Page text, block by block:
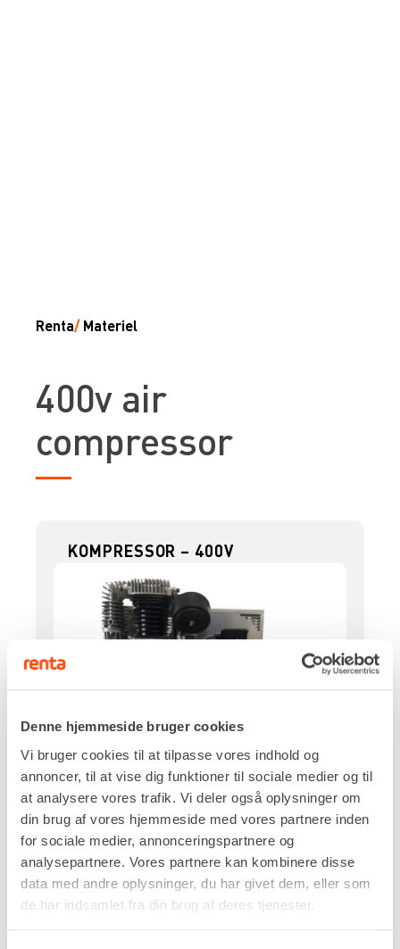
Denne hjemmeside bruger cookies
Vi bruger cookies til at tilpasse vores indhold og
annoncer, til at vise dig funktioner til sociale medier og til
at analysere vores trafik. Vi deler også oplysninger om
din brug af vores hjemmeside med vores partnere inden
for sociale medier, annonceringspartnere og
analysepartnere. Vores partnere kan kombinere disse
data med andre oplysninger, du har givet dem, eller som
de har indsamlet fra din brug af deres tjenester.
Renta/ Materiel
400v air
compressor
KOMPRESSOR – 400V
Drivkraft
400v